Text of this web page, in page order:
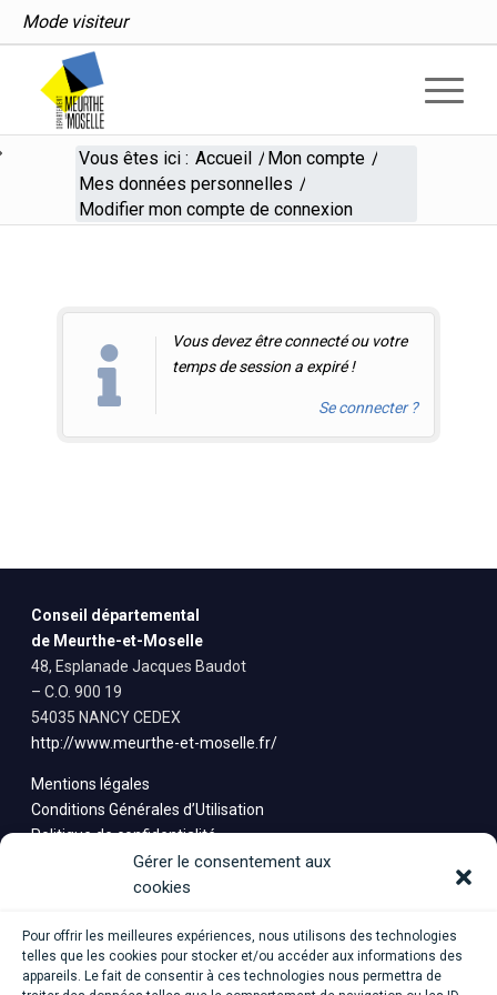
Mode visiteur
Vous êtes ici : Accueil / Mon compte /
Mes données personnelles /
Modifier mon compte de connexion
Modifier mon compte de
Vous devez être connecté ou votre
temps de session a expiré !
Se connecter ?
Conseil départemental
de Meurthe-et-Moselle
48, Esplanade Jacques Baudot
– C.O. 900 19
54035 NANCY CEDEX
http://www.meurthe-et-moselle.fr/
Mentions légales
Conditions Générales d’Utilisation
Politique de confidentialité
Gérer le consentement aux
cookies
Pour offrir les meilleures expériences, nous utilisons des technologies
telles que les cookies pour stocker et/ou accéder aux informations des
appareils. Le fait de consentir à ces technologies nous permettra de